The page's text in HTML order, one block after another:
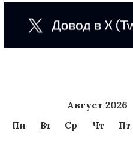
Август 2026
Пн Вт Ср Чт Пт